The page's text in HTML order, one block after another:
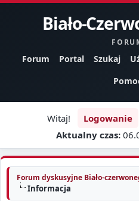
Biało-
Forum Portal Szukaj
Witaj! Logowanie
Aktualny czas:
Forum dyskusyjne Biało-
Informacja